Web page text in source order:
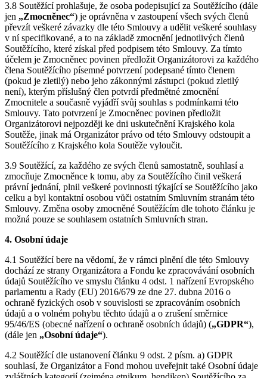
3.8 Soutěžící prohlašuje, že osoba podepisující za Soutěžícího (dále
jen „Zmocněnec“) je oprávněna v zastoupení všech svých členů
převzít veškeré závazky dle této Smlouvy a udělit veškeré souhlasy
v ní specifikované, a to na základě zmocnění jednotlivých členů
Soutěžícího, které získal před podpisem této Smlouvy. Za tímto
účelem je Zmocněnec povinen předložit Organizátorovi za každého
člena Soutěžícího písemné potvrzení podepsané tímto členem
(pokud je zletilý) nebo jeho zákonnými zástupci (pokud zletilý
není), kterým příslušný člen potvrdí předmětné zmocnění
Zmocnitele a současně vyjádří svůj souhlas s podmínkami této
Smlouvy. Tato potvrzení je Zmocněnec povinen předložit
Organizátorovi nejpozději ke dni uskutečnění Krajského kola
Soutěže, jinak má Organizátor právo od této Smlouvy odstoupit a
Soutěžícího z Krajského kola Soutěže vyloučit.
3.9 Soutěžící, za každého ze svých členů samostatně, souhlasí a
zmocňuje Zmocněnce k tomu, aby za Soutěžícího činil veškerá
právní jednání, plnil veškeré povinnosti týkající se Soutěžícího jako
celku a byl kontaktní osobou vůči ostatním Smluvním stranám této
Smlouvy. Změna osoby zmocněné Soutěžícím dle tohoto článku je
možná pouze se souhlasem ostatních Smluvních stran.
4. Osobní údaje
4.1 Soutěžící bere na vědomí, že v rámci plnění dle této Smlouvy
dochází ze strany Organizátora a Fondu ke zpracovávání osobních
údajů Soutěžícího ve smyslu článku 4 odst. 1 nařízení Evropského
parlamentu a Rady (EU) 2016/679 ze dne 27. dubna 2016 o
ochraně fyzických osob v souvislosti se zpracováním osobních
údajů a o volném pohybu těchto údajů a o zrušení směrnice
95/46/ES (obecné nařízení o ochraně osobních údajů) („GDPR“),
(dále jen „Osobní údaje“).
4.2 Soutěžící dle ustanovení článku 9 odst. 2 písm. a) GDPR
souhlasí, že Organizátor a Fond mohou uveřejnit také Osobní údaje